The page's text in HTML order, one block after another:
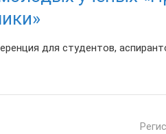
для студентов,